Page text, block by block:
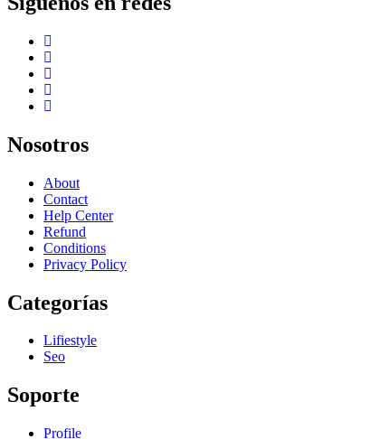
Nosotros
About
Contact
Help Center
Refund
Conditions
Privacy Policy
Categorías
Lifiestyle
Seo
Soporte
Profile